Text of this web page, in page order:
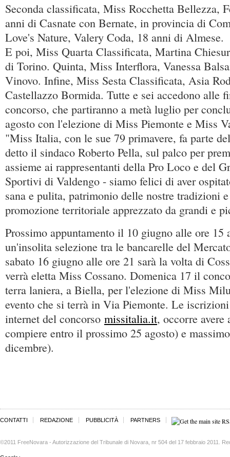
Seconda classificata, Miss Rocchetta Bellezza,
anni di Casnate con Bernate, in provincia di
Love's Nature, Valery Coda, 18 anni di Almese.
E poi, Miss Quarta Classificata, Martina
di Torino. Quinta, Miss Interflora, Vanessa
Vinovo. Infine, Miss Sesta Classificata, Asia
Castellazzo Bormida. Tutte e sei accedono alle
concorso, che partiranno a metà luglio per
agosto con l'elezione di Miss Piemonte e Miss
"Miss Italia, con le sue 79 primavere, fa parte
detto il sindaco Roberto Pella, sul palco per
assieme ai rappresentanti della Pro Loco e del
Sportivi di Valdengo - siamo felici di aver
sana e pulita, patrimonio delle nostre tradizioni
promozione territoriale apprezzato da grandi e
Prossimo appuntamento il 10 giugno alle ore 15
un'insolita selezione tra le bancarelle del
sabato 16 giugno alle ore 21 sarà la volta di
verrà eletta Miss Cossano. Domenica 17 il
terra laniera, a Biella, per l'elezione di Miss
evento che si terrà in Via Piemonte. Le
internet del concorso missitalia.it, occorre avere
compiere entro il prossimo 25 agosto) e
dicembre).
CONTATTI REDAZIONE PUBBLICITÀ PARTNERS
©2011 FreeNovara - Autorizzazione del Tribunale di Novara, nr 504 del 17 febbraio 2011.